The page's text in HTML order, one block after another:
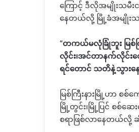
ကြောင့် ဒီလိုအမျိုးသမီ
နေတယ်လို့ မြို့ခံအမျိုးသ
“တကယ်မလုံခြုံဘူး မြစ်က
လိုင်း၊အင်တာနက်လိုင်းတွ
ရင်တောင် သတိနဲ့သွား
မြစ်ကြီးနားမြို့ဟာ စ
မြို့တွင်း၊မြို့ပြင် စစ်
စရာဖြစ်လာနေတယ်လို့